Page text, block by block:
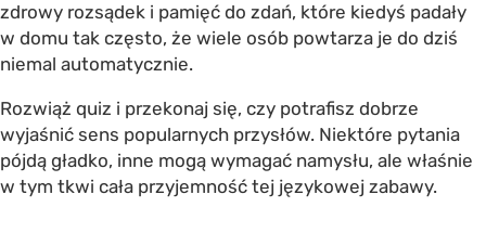
zdrowy rozsądek i pamięć do zdań, które kiedyś padały
w domu tak często, że wiele osób powtarza je do dziś
niemal automatycznie.
Rozwiąż quiz i przekonaj się, czy potrafisz dobrze
wyjaśnić sens popularnych przysłów. Niektóre pytania
pójdą gładko, inne mogą wymagać namysłu, ale właśnie
w tym tkwi cała przyjemność tej językowej zabawy.